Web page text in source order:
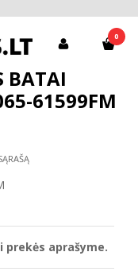
0
61599FM
BATAI
61599FM
aprašyme.